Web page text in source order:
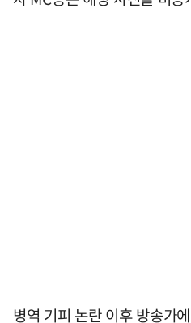
병역 기피 논란 이후 방송가